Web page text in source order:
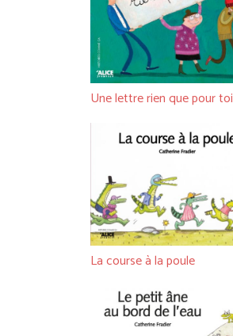
Une lettre rien que pour toi
La course à la poule